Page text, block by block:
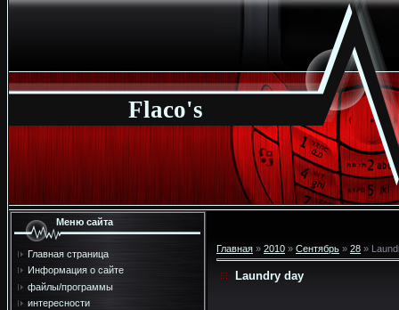
Flaco's
Меню сайта
Главная страница
Информация о сайте
файлы/программы
интересности
Главная » 2010 » Сентябрь » 28 »
Laundry day